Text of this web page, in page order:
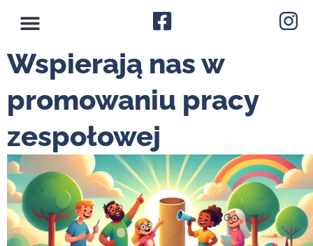
Wspierają nas w
promowaniu pracy
zespołowej